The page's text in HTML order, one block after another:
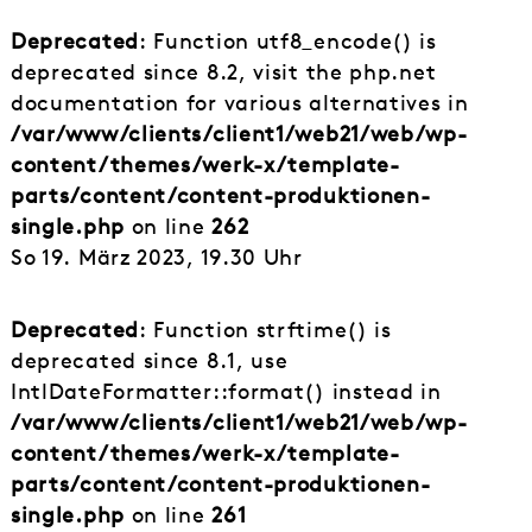
Deprecated: Function utf8_encode() is
deprecated since 8.2, visit the php.net
documentation for various alternatives in
/var/www/clients/client1/web21/web/wp-
content/themes/werk-x/template-
parts/content/content-produktionen-
single.php on line262
So 19. März 2023, 19.30 Uhr
Deprecated: Function strftime() is
deprecated since 8.1, use
IntlDateFormatter::format() instead in
/var/www/clients/client1/web21/web/wp-
content/themes/werk-x/template-
parts/content/content-produktionen-
single.php on line261